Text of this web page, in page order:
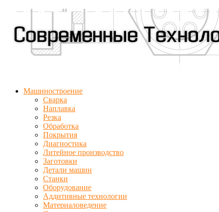
Машиностроение
Сварка
Наплавка
Резка
Обработка
Покрытия
Диагностика
Литейное производство
Заготовки
Детали машин
Станки
Оборудование
Аддитивные технологии
Материаловедение